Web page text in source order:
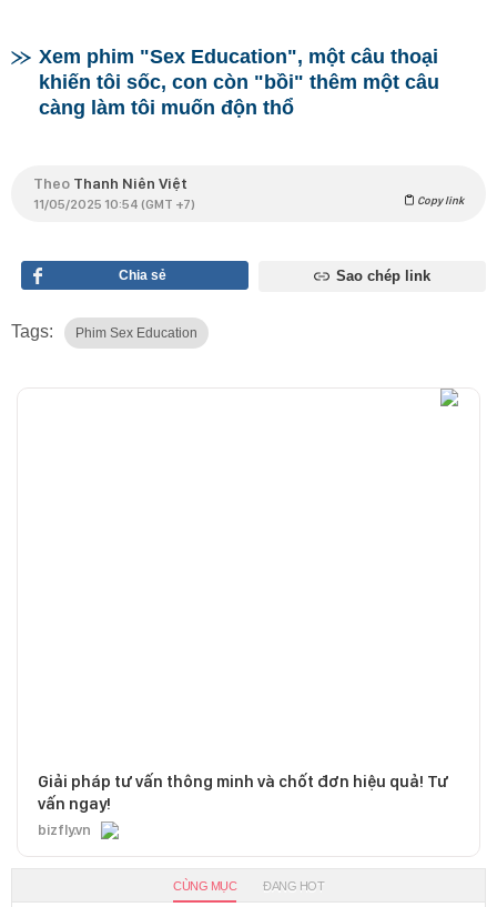
Xem phim "Sex Education", một câu thoại
khiến tôi sốc, con còn "bồi" thêm một câu
càng làm tôi muốn độn thổ
Theo Thanh Niên Việt
11/05/2025 10:54 (GMT +7) Copy link
Chia sẻ Sao chép link
Tags: Phim Sex Education
Giải pháp tư vấn thông minh và chốt đơn hiệu quả! Tư
vấn ngay!
bizfly.vn
CÙNG MỤC ĐANG HOT